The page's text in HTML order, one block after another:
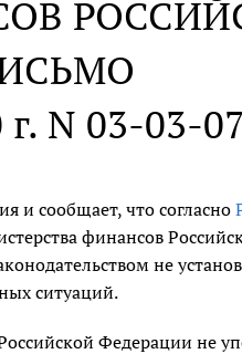
N 03-03-
и сообщает, что согласно
финансов
не
ситуаций.
Федерации не